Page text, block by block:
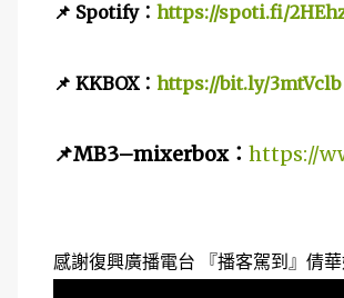
📌 Spotify： https://spoti.fi/
📌 KKBOX： https://bit.ly/3mtVclb
📌MB3–mixerbox： https://
感謝復興廣播電台 『播客駕到』倩